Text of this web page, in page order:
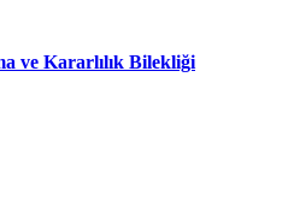
ve Kararlılık Bilekliği